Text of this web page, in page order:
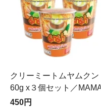
クリーミートムヤムクン
60g x３個セット／
450円